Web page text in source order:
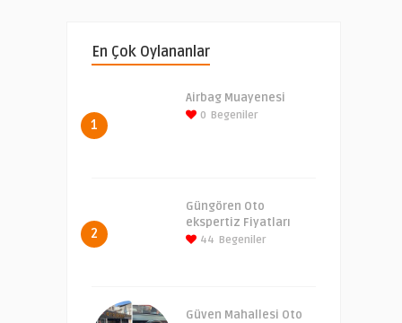
En Çok Oylananlar
1
Airbag Muayenesi
0 Begeniler
2
Güngören Oto
ekspertiz Fiyatları
44 Begeniler
Güven Mahallesi Oto